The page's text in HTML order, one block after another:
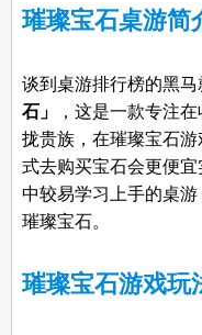
璀璨宝石桌游简
谈到桌游排行榜的黑
石」
，这是一款专注
拢贵族，在璀璨宝石
式去购买宝石会更便
中较易学习上手的桌
璀璨宝石。
璀璨宝石游戏玩